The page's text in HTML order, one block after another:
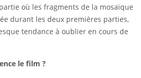
où les fragments de la mosaïque
durant les deux premières parties,
tendance à oublier en cours de
le film ?